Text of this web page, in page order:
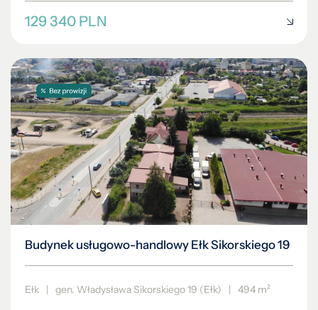
129 340 PLN
Budynek usługowo-handlowy Ełk Sikorskiego 19
Ełk gen. Władysława Sikorskiego 19 (Ełk) 494 m²